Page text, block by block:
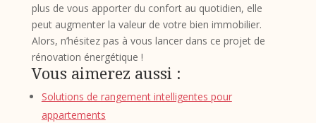
plus de vous apporter du confort au quotidien, elle
peut augmenter la valeur de votre bien immobilier.
Alors, n’hésitez pas à vous lancer dans ce projet de
rénovation énergétique !
Vous aimerez aussi :
Solutions de rangement intelligentes pour
appartements